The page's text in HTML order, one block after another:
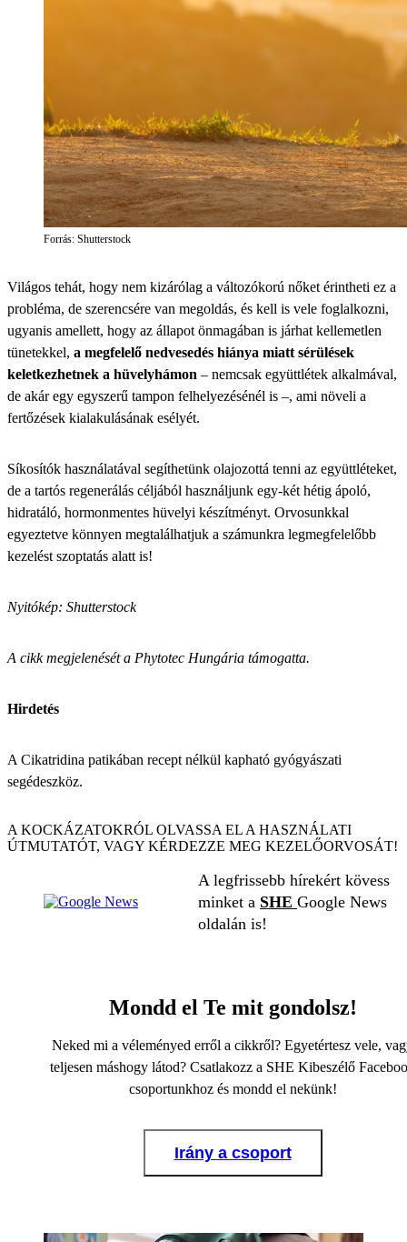
Forrás: Shutterstock
Világos tehát, hogy nem kizárólag a változókorú nőket érintheti ez a
probléma, de szerencsére van megoldás, és kell is vele foglalkozni,
ugyanis amellett, hogy az állapot önmagában is járhat kellemetlen
tünetekkel, a megfelelő nedvesedés hiánya miatt sérülések
keletkezhetnek a hüvelyhámon – nemcsak együttlétek alkalmával,
de akár egy egyszerű tampon felhelyezésénél is –, ami növeli a
fertőzések kialakulásának esélyét.
Síkosítók használatával segíthetünk olajozottá tenni az együttléteket,
de a tartós regenerálás céljából használjunk egy-két hétig ápoló,
hidratáló, hormonmentes hüvelyi készítményt. Orvosunkkal
egyeztetve könnyen megtalálhatjuk a számunkra legmegfelelőbb
kezelést szoptatás alatt is!
Nyitókép: Shutterstock
A cikk megjelenését a Phytotec Hungária támogatta.
Hirdetés
A Cikatridina patikában recept nélkül kapható gyógyászati
segédeszköz.
A KOCKÁZATOKRÓL OLVASSA EL A HASZNÁLATI
ÚTMUTATÓT, VAGY KÉRDEZZE MEG KEZELŐORVOSÁT!
A legfrissebb hírekért kövess
minket a SHE Google News
oldalán is!
Mondd el Te mit gondolsz!
Neked mi a véleményed erről a cikkről? Egyetértesz vele,
teljesen máshogy látod? Csatlakozz a SHE Kibeszélő
csoportunkhoz és mondd el nekünk!
Irány a csoport